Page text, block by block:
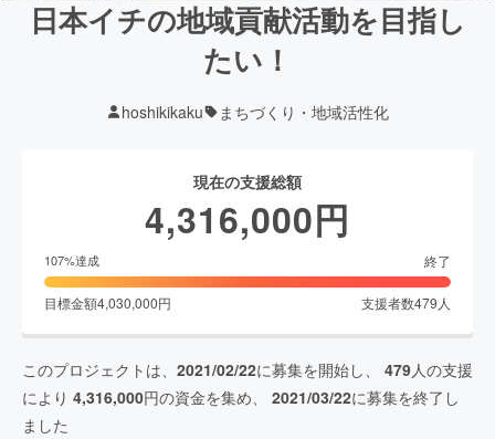
日本イチの地域貢献活動を目指し
たい！
hoshikikaku まちづくり・地域活性化
現在の支援総額
4,316,000円
107%達成 終了
目標金額4,030,000円 支援者数479 人
このプロジェクトは、 2021/02/22に募集を開始し、 479人の支援
により 4,316,000円の資金を集め、 2021/03/22に募集を終了し
ました